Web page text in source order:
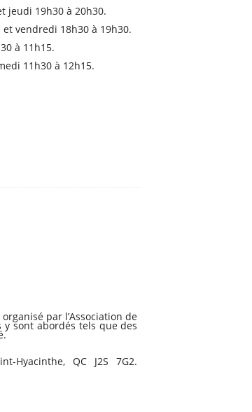
jeudi 19h30 à 20h30.
vendredi 18h30 à 19h30.
à 11h15.
11h30 à 12h15.
par l’Association de
sont abordés tels que des
Hyacinthe, QC J2S 7G2.